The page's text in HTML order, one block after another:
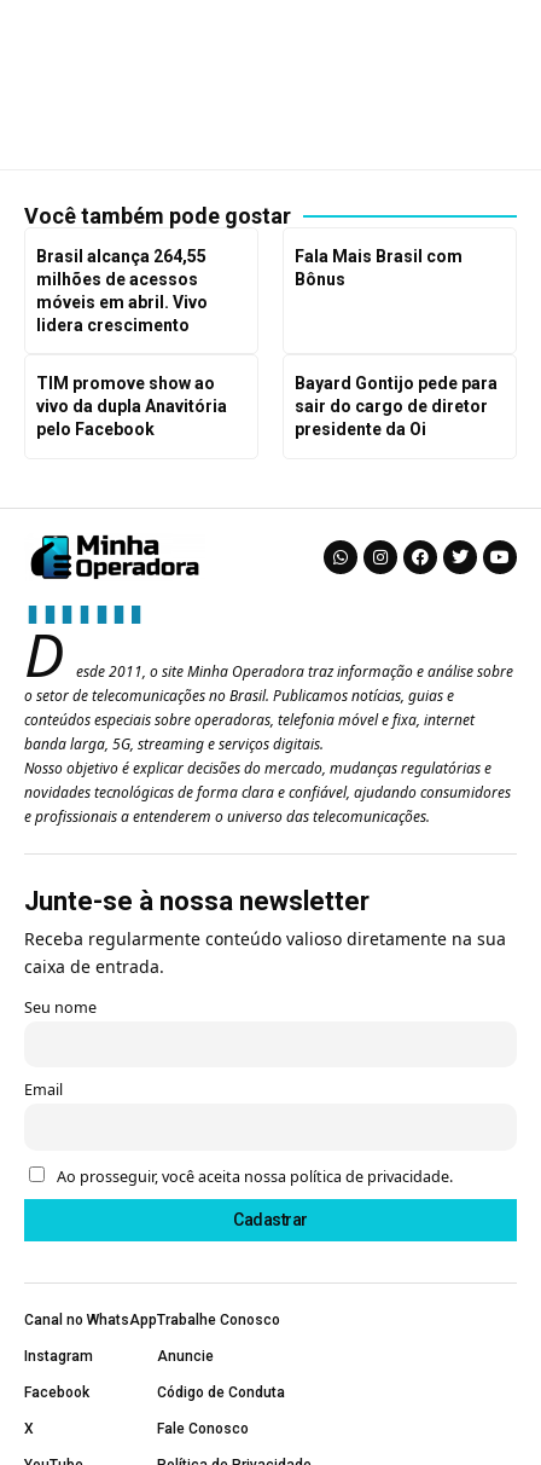
Você também pode gostar
Brasil alcança 264,55
milhões de acessos
móveis em abril. Vivo
lidera crescimento
Fala Mais Brasil com
Bônus
TIM promove show ao
vivo da dupla Anavitória
pelo Facebook
Bayard Gontijo pede para
sair do cargo de diretor
presidente da Oi
D
esde 2011, o site Minha Operadora traz informação e análise sobre
o setor de telecomunicações no Brasil. Publicamos notícias, guias e
conteúdos especiais sobre operadoras, telefonia móvel e fixa, internet
banda larga, 5G, streaming e serviços digitais.
Nosso objetivo é explicar decisões do mercado, mudanças regulatórias e
novidades tecnológicas de forma clara e confiável, ajudando consumidores
e profissionais a entenderem o universo das telecomunicações.
Junte-se à nossa newsletter
Receba regularmente conteúdo valioso diretamente na sua
caixa de entrada.
Seu nome
Email
Ao prosseguir, você aceita nossa política de privacidade.
Canal no WhatsApp
Instagram
Facebook
X
Trabalhe Conosco
Anuncie
Código de Conduta
Fale Conosco